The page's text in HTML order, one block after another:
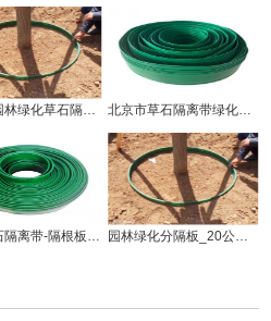
杭州市园林绿化草石隔离带价钱!